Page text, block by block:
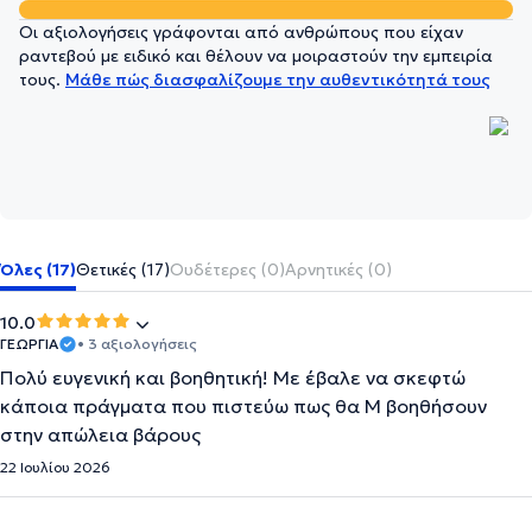
Οι αξιολογήσεις γράφονται από ανθρώπους που είχαν
ραντεβού με ειδικό και θέλουν να μοιραστούν την εμπειρία
τους. Μάθε πώς διασφαλίζουμε την αυθεντικότητά τους
Όλες (17)Θετικές (17)Ουδέτερες (0)Αρνητικές (0)
10.0
ΓΕΩΡΓΙΑ • 3 αξιολογήσεις
Πολύ ευγενική και βοηθητική! Με έβαλε να σκεφτώ
κάποια πράγματα που πιστεύω πως θα Μ βοηθήσουν
στην απώλεια βάρους
22 Ιουλίου 2026